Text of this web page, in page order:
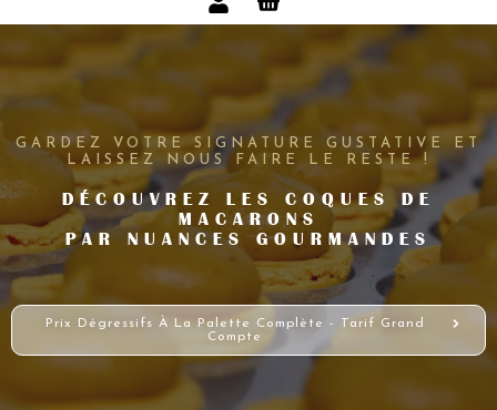
GARDEZ VOTRE SIGNATURE GUSTATIVE ET
LAISSEZ NOUS FAIRE LE RESTE !
DÉCOUVREZ LES COQUES DE
MACARONS
PAR NUANCES GOURMANDES
Prix Dégressifs À La Palette Complète - Tarif Grand
Compte